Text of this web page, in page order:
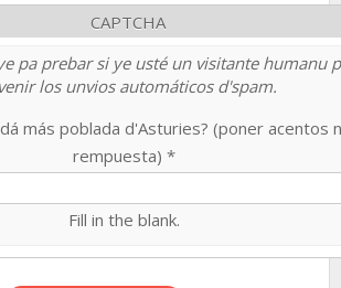
CAPTCHA
pa prebar si ye usté un visitante humanu
los unvios automáticos d'spam.
más poblada d'Asturies? (poner acentos
rempuesta) *
Fill in the blank.